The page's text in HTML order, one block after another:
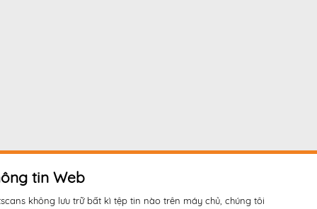
tin Web
không lưu trữ bất kì tệp tin nào trên máy chủ, chúng tôi